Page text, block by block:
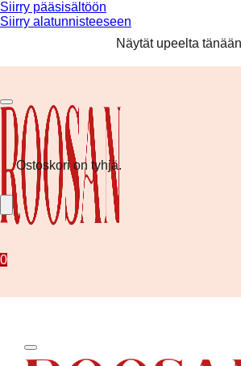
Siirry pääsisältöön
Siirry alatunnisteeseenIlmainen toimitus yli 80 €
Näytät upeelta
0
Ostoskori on tyhjä.